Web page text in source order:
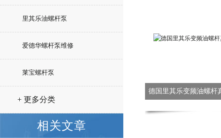
里其乐油螺杆泵
爱德华螺杆泵维修
莱宝螺杆泵
+ 更多分类
相关文章
德国里其乐变频油螺杆